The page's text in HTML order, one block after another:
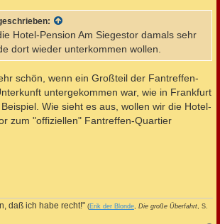
Hotel-Pension Am Siegestor damals sehr
dort wieder unterkommen wollen.
schön, wenn ein Großteil der Fantreffen-
untergekommen war, wie in Frankfurt
Wie sieht es aus, wollen wir die Hotel-
zum "offiziellen" Fantreffen-Quartier
daß ich habe recht!" (Erik der Blonde, Die große Überfahrt, S.